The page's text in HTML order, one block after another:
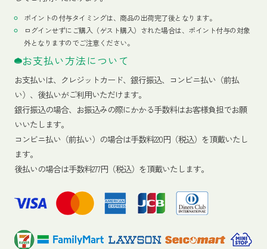
ポイントの付与タイミングは、商品の出荷完了後となります。
ログインせずにご購入（ゲスト購入）された場合は、ポイント付与の対象
外となりますのでご注意ください。
お支払い方法について
お支払いは、クレジットカード、銀行振込、コンビニ払い（前払
い）、後払いがご利用いただけます。
銀行振込の場合、お振込みの際にかかる手数料はお客様負担でお願
いいたします。
コンビニ払い（前払い）の場合は手数料220円（税込）を頂戴いたし
ます。
後払いの場合は手数料277円（税込）を頂戴いたします。